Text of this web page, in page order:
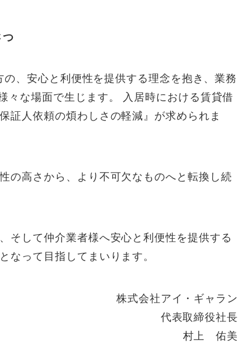
つ
、安心と利便性を提供する理念を抱き、業務
々な場面で生じます。 入居時における賃貸借
証人依頼の煩わしさの軽減』が求められま
の高さから、より不可欠なものへと転換し続
そして仲介業者様へ安心と利便性を提供する
なって目指してまいります。
株式会社アイ・ギャラン
代表取締役社長
村上 佑美